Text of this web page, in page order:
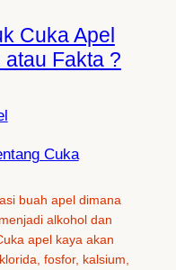
Cuka Apel
Fakta ?
Cuka
buah apel dimana
alkohol dan
apel kaya akan
fosfor, kalsium,